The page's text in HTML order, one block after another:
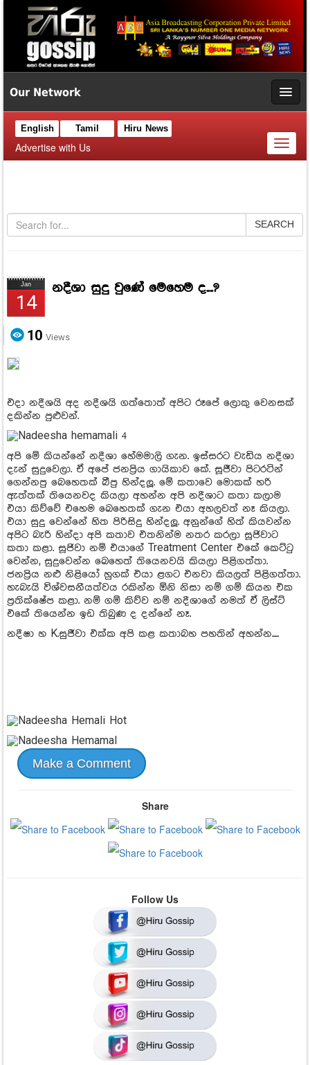
Our Network
English Tamil Hiru News
Advertise with Us
Toggle
SEARCH
Jan
14
නදීශා සුදු වුණේ මෙහෙම ද....?
10 Views
එදා නදීශයි අද නදීශයි ගත්තොත් අපිට රූපේ ලොකු වෙනසක්
දකින්න පුළුවන්.
අපි මේ කියන්නේ නදීශා හේමමාලි ගැන. ඉස්සරට වැඩිය නදීශා
දැන් සුදුවෙලා. ඒ අපේ ජනප්‍රිය ගායිකාව කේ. සූජීවා පිටරටින්
ගෙන්නපු බෙහෙතක් බීපු හින්දලූ. මේ කතාවෙ මොකක් හරි
ඇත්තක් තියෙනවද කියලා අහන්න අපි නදීශාට කතා කලාම
එයා කිව්වේ එහෙම ඛෙහෙතක් ගැන එයා අහලවත් නෑ කියලා.
එයා සුදු වෙන්නේ හිත පිරිසිදු හින්දලූ. අනුන්ගේ හිත් කියවන්න
අපිට බැරි හින්දා අපි කතාව එතනින්ම නතර කරලා සූජිවාට
කතා කළා. සූජිවා නම් එයාගේ Treatment Center එකේ කෙට්ටු
වෙන්න, සුදුවෙන්න ඛෙහෙත් තියෙනවයි කියලා පිළිගත්තා.
ජනප්‍රිය නළු නිළියෝ හුගක් එයා ළගට එනවා කියලත් පිළිගත්තා.
හැබැයි විශ්වසනීයත්වය රකින්න ඕනි නිසා නම් ගම් කියන එක
ප්‍රතික්ෂේප කළා. නම් ගම් කිව්ව නම් නදීශාගේ නමත් ඒ ලිස්ට්
එකේ තියෙන්න ඉඩ තිබුණ ද දන්නේ නෑ.
නදීෂා හ K.සුජීවා එක්ක අපි කළ කතාබහ පහතින් අහන්න.....
Make a Comment
Share
Follow Us